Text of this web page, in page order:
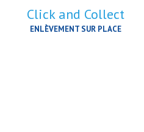
Click and Collect
ENLÈVEMENT SUR PLACE